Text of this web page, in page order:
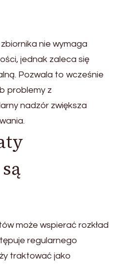
nie wymaga
jednak zaleca się
Pozwala to wcześnie
problemy z
nadzór zwiększa
może wspierać rozkład
regularnego
traktować jako